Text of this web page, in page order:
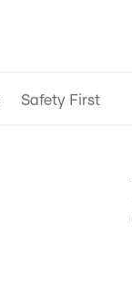
Safety First